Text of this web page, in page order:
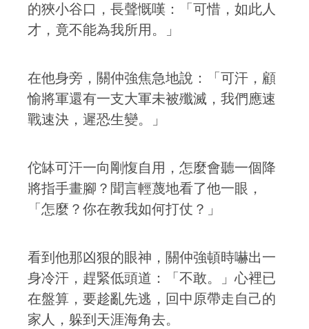
的狹小谷口，長聲慨嘆：「可惜，如此人
才，竟不能為我所用。」
在他身旁，關仲強焦急地說：「可汗，顧
愉將軍還有一支大軍未被殲滅，我們應速
戰速決，遲恐生變。」
佗缽可汗一向剛愎自用，怎麼會聽一個降
將指手畫腳？聞言輕蔑地看了他一眼，
「怎麼？你在教我如何打仗？」
看到他那凶狠的眼神，關仲強頓時嚇出一
身冷汗，趕緊低頭道：「不敢。」心裡已
在盤算，要趁亂先逃，回中原帶走自己的
家人，躲到天涯海角去。